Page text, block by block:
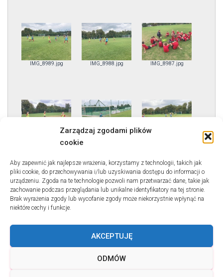
Zarządzaj zgodami plików
cookie
Aby zapewnić jak najlepsze wrażenia, korzystamy z technologii, takich jak
pliki cookie, do przechowywania i/lub uzyskiwania dostępu do informacji o
urządzeniu. Zgoda na te technologie pozwoli nam przetwarzać dane, takie jak
zachowanie podczas przeglądania lub unikalne identyfikatory na tej stronie.
Brak wyrażenia zgody lub wycofanie zgody może niekorzystnie wpłynąć na
niektóre cechy i funkcje.
AKCEPTUJĘ
ODMÓW
IMG_8989.jpg IMG_8988.jpg IMG_8987.jpg
IMG_8986.jpg